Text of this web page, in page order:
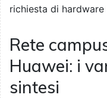
richiesta di
Rete
Huawei: i
sintesi